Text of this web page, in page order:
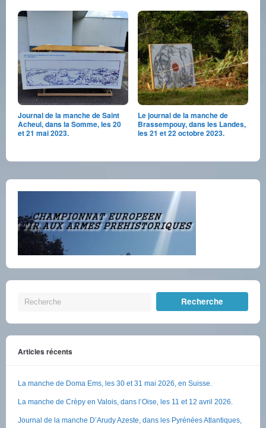
Journal de la manche de Saint
Acheul, dans la Somme, les 20
et 21 mai 2023.
Le journal de la manche de
Brassempouy, dans les Landes,
les 21 et 22 octobre 2023.
Articles récents
La manche de Doma Ems, les 30 et 31 mai 2026, en Suisse.
La manche de Crèpy en Valois, dans l’Oise, les 11 et 12 avril 2026.
Journal de la manche D’Arudy Azeste, dans les Pyrénées Atlantiques,